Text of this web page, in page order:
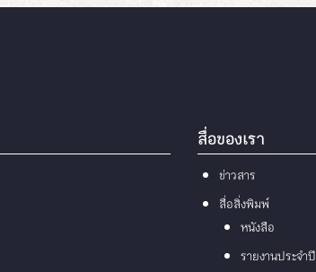
สื่อของเรา
ข่าวสาร
สื่อสิ่งพิมพ์
หนังสือ
รายงานประจำปี